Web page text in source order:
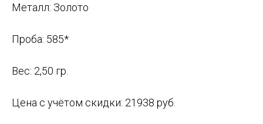
Металл: Золото
Проба: 585*
Вес: 2,50 гр.
Цена с учётом скидки: 21938 руб.